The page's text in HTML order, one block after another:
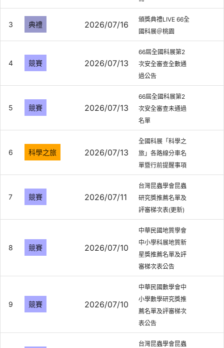
3 典禮 2026/07/16
頒獎典禮LIVE 66全
國科展＠桃園
4 競賽 2026/07/13
66屆全國科展第2
次安全審查全數通
過公告
5 競賽 2026/07/13
66屆全國科展第2
次安全審查未通過
名單
6 科學之旅 2026/07/13
全國科展「科學之
旅」各路線分車名
單暨行前提醒事項
7 競賽 2026/07/11
台灣昆蟲學會昆蟲
研究獎推薦名單及
評審梯次表(更新)
8 競賽 2026/07/10
中華民國地質學會
中小學科展地質新
星獎推薦名單及評
審梯次表公告
9 競賽 2026/07/10
中華民國數學會中
小學數學研究獎推
薦名單及評審梯次
表公告
台灣昆蟲學會昆蟲